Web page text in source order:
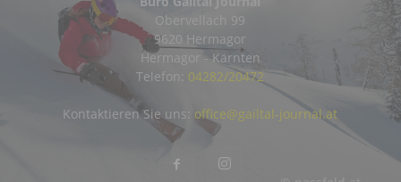
Obervellach 99
9620 Hermagor
Hermagor - Kärnten
Telefon: 04282/20472
Kontaktieren Sie uns: office@gailtal-journal.at